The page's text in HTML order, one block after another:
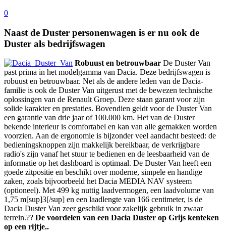
0
Naast de Duster personenwagen is er nu ook de
Duster als bedrijfswagen
Robuust en betrouwbaar De Duster Van
past prima in het modelgamma van Dacia. Deze bedrijfswagen is
robuust en betrouwbaar. Net als de andere leden van de Dacia-
familie is ook de Duster Van uitgerust met de bewezen technische
oplossingen van de Renault Groep. Deze staan garant voor zijn
solide karakter en prestaties. Bovendien geldt voor de Duster Van
een garantie van drie jaar of 100.000 km. Het van de Duster
bekende interieur is comfortabel en kan van alle gemakken worden
voorzien. Aan de ergonomie is bijzonder veel aandacht besteed: de
bedieningsknoppen zijn makkelijk bereikbaar, de verkrijgbare
radio's zijn vanaf het stuur te bedienen en de leesbaarheid van de
informatie op het dashboard is optimaal. De Duster Van heeft een
goede zitpositie en beschikt over moderne, simpele en handige
zaken, zoals bijvoorbeeld het Dacia MEDIA NAV systeem
(optioneel). Met 499 kg nuttig laadvermogen, een laadvolume van
1,75 m[sup]3[/sup] en een laadlengte van 166 centimeter, is de
Dacia Duster Van zeer geschikt voor zakelijk gebruik in zwaar
terrein.?? De voordelen van een Dacia Duster op Grijs kenteken
op een rijtje..